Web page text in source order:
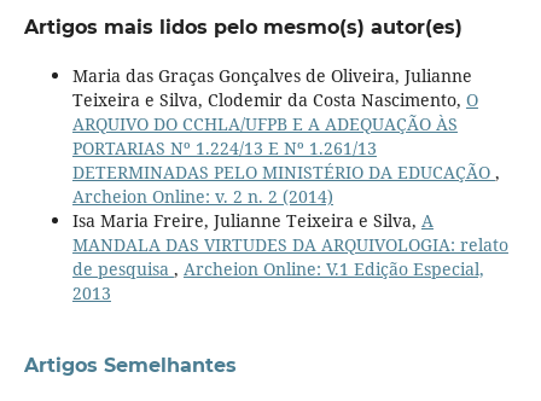
Artigos mais lidos pelo mesmo(s) autor(es)
Maria das Graças Gonçalves de Oliveira, Julianne
Teixeira e Silva, Clodemir da Costa Nascimento, O
ARQUIVO DO CCHLA/UFPB E A ADEQUAÇÃO ÀS
PORTARIAS Nº 1.224/13 E Nº 1.261/13
DETERMINADAS PELO MINISTÉRIO DA EDUCAÇÃO ,
Archeion Online: v. 2 n. 2 (2014)
Isa Maria Freire, Julianne Teixeira e Silva, A
MANDALA DAS VIRTUDES DA ARQUIVOLOGIA: relato
de pesquisa , Archeion Online: V.1 Edição Especial,
2013
Artigos Semelhantes